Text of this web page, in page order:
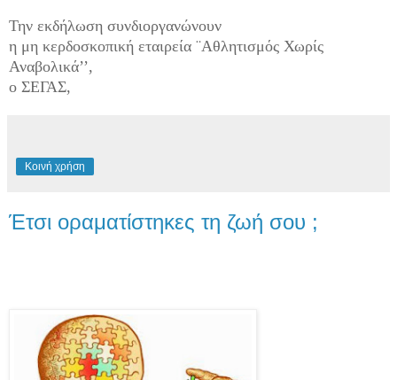
Την εκδήλωση συνδιοργανώνουν
η μη κερδοσκοπική εταιρεία ¨Αθλητισμός Χωρίς
Αναβολικά’’,
ο ΣΕΓΑΣ,
Κοινή χρήση
Έτσι οραματίστηκες τη ζωή σου ;